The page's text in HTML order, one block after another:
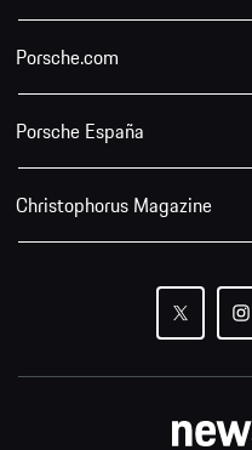
Porsche.com
Porsche España
Christophorus Magazine